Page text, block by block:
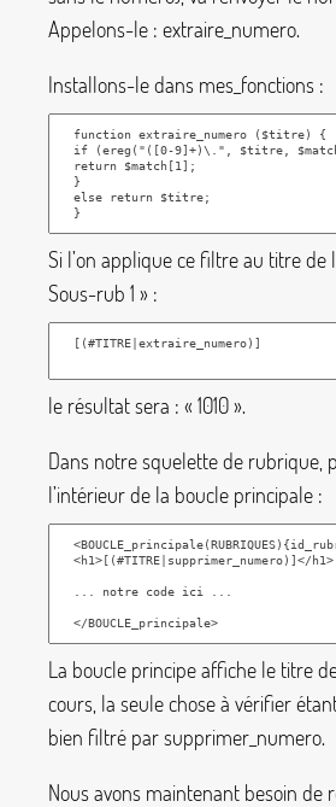
Appelons-le : extraire_numero.
Installons-le dans mes_fonctions :
Si l’on applique ce filtre au titre de
Sous-rub 1 » :
le résultat sera : « 1010».
Dans notre squelette de rubrique,
l’intérieur de la boucle principale :
La boucle principe affiche le titre
cours, la seule chose à vérifier
bien filtré parsupprimer_numero.
Nous avons maintenant besoin de